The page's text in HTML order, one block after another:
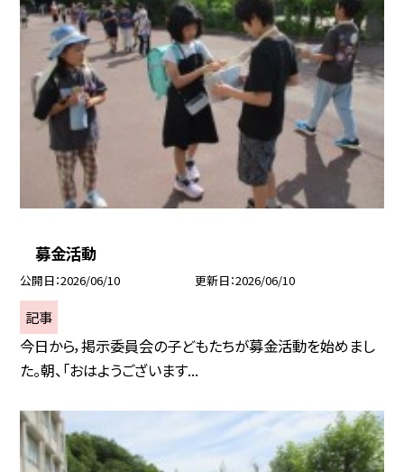
募金活動
公開日 2026/06/10 更新日 2026/06/10
記事
今日から，掲示委員会の子どもたちが募金活動を始めまし
た。朝、「おはようございます...